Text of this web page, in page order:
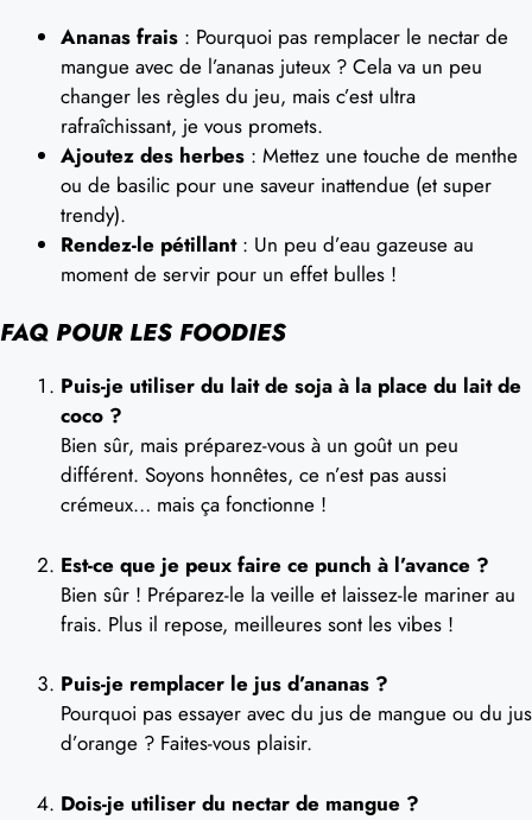
Ananas frais : Pourquoi pas remplacer le nectar de
mangue avec de l’ananas juteux ? Cela va un peu
changer les règles du jeu, mais c’est ultra
rafraîchissant, je vous promets.
Ajoutez des herbes : Mettez une touche de menthe
ou de basilic pour une saveur inattendue (et super
trendy).
Rendez-le pétillant: Un peu d’eau gazeuse au
moment de servir pour un effet bulles !
FAQ POUR LES FOODIES
Puis-je utiliser du lait de soja à la place du lait de
coco ?
Bien sûr, mais préparez-vous à un goût un peu
différent. Soyons honnêtes, ce n’est pas aussi
crémeux… mais ça fonctionne !
Est-ce que je peux faire ce punch à l’avance ?
Bien sûr ! Préparez-le la veille et laissez-le mariner au
frais. Plus il repose, meilleures sont les vibes !
Puis-je remplacer le jus d’ananas ?
Pourquoi pas essayer avec du jus de mangue ou du jus
d’orange ? Faites-vous plaisir.
Dois-je utiliser du nectar de mangue ?